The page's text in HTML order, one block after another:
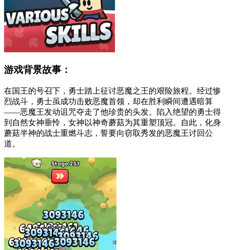
游戏背景故事：
在国王的号召下，勇士踏上征讨恶魔之王的艰险旅程。经过惨
烈战斗，勇士虽成功击败恶魔首领，却在胜利瞬间遭遇暗算
——恶魔王发动诅咒夺走了他珍贵的头发。陷入绝望的勇士得
到自然女神垂怜，女神以神奇蘑菇为其重塑顶冠。自此，化身
蘑菇半神的战士重燃斗志，誓要向窃取秀发的恶魔王讨回公
道。